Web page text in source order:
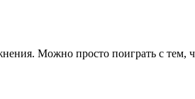
Можно просто поиграть с тем,